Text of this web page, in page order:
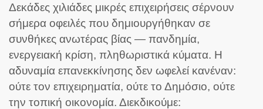
Δεκάδες χιλιάδες μικρές επιχειρήσεις σέρνουν
σήμερα οφειλές που δημιουργήθηκαν σε
συνθήκες ανωτέρας βίας — πανδημία,
ενεργειακή κρίση, πληθωριστικά κύματα. Η
αδυναμία επανεκκίνησης δεν ωφελεί κανέναν:
ούτε τον επιχειρηματία, ούτε το Δημόσιο, ούτε
την τοπική οικονομία. Διεκδικούμε: